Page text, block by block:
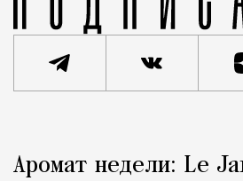
Город
Аромат недели: Le